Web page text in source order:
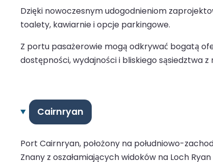
Dzięki nowoczesnym udogodnieniom
toalety, kawiarnie i opcje parkingowe.
Z portu pasażerowie mogą odkrywać bogatą
dostępności, wydajności i bliskiego sąsiedztwa
Cairnryan
Port Cairnryan, położony na południowo-
Znany z oszałamiających widoków na Loch